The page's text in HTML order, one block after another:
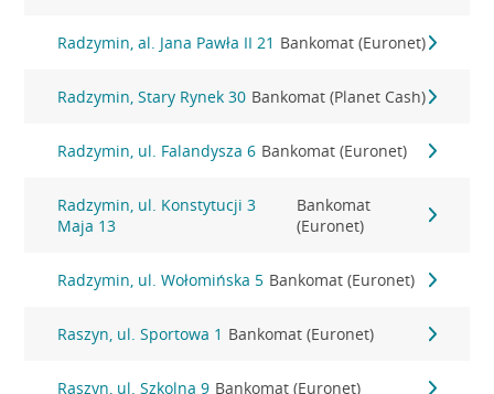
Radzymin, al. Jana Pawła II 21 Bankomat (Euronet)
Radzymin, Stary Rynek 30 Bankomat (Planet Cash)
Radzymin, ul. Falandysza 6 Bankomat (Euronet)
Radzymin, ul. Konstytucji 3
Maja 13
Bankomat
(Euronet)
Radzymin, ul. Wołomińska 5 Bankomat (Euronet)
Raszyn, ul. Sportowa 1 Bankomat (Euronet)
Raszyn, ul. Szkolna 9 Bankomat (Euronet)